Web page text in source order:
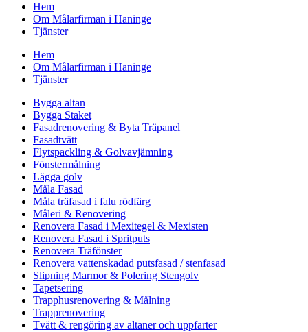
Hem
Om Målarfirman i Haninge
Tjänster
Hem
Om Målarfirman i Haninge
Tjänster
Bygga altan
Bygga Staket
Fasadrenovering & Byta Träpanel
Fasadtvätt
Flytspackling & Golvavjämning
Fönstermålning
Lägga golv
Måla Fasad
Måla träfasad i falu rödfärg
Måleri & Renovering
Renovera Fasad i Mexitegel & Mexisten
Renovera Fasad i Spritputs
Renovera Träfönster
Renovera vattenskadad putsfasad / stenfasad
Slipning Marmor & Polering Stengolv
Tapetsering
Trapphusrenovering & Målning
Trapprenovering
Tvätt & rengöring av altaner och uppfarter